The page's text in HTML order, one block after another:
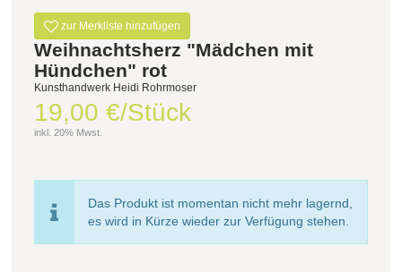
zur Merkliste hinzufügen
Weihnachtsherz "Mädchen mit
Hündchen" rot
Kunsthandwerk Heidi Rohrmoser
19,00 €/Stück
inkl. 20% Mwst.
Das Produkt ist momentan nicht mehr lagernd,
es wird in Kürze wieder zur Verfügung stehen.